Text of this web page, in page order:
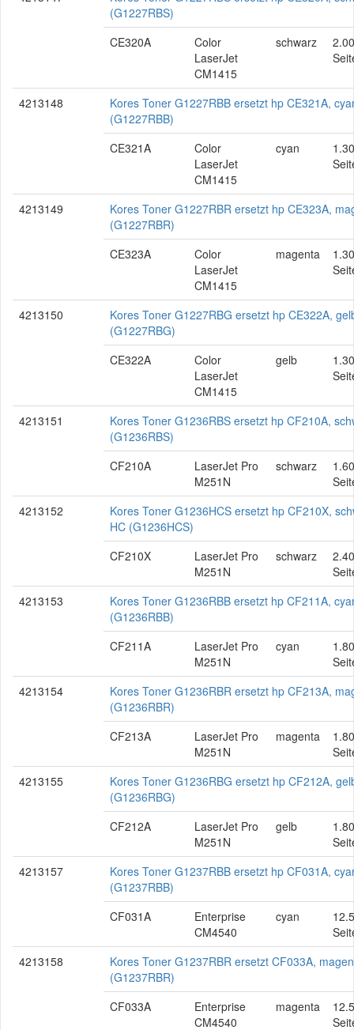
(G1227RBS)
CE320A
Color
LaserJet
CM1415
schwarz
4213148
Kores Toner G1227RBB ersetzt hp CE321A,
(G1227RBB)
CE321A
Color
LaserJet
CM1415
cyan
4213149
Kores Toner G1227RBR ersetzt hp CE323A,
(G1227RBR)
CE323A
Color
LaserJet
CM1415
magenta
4213150
Kores Toner G1227RBG ersetzt hp CE322A,
(G1227RBG)
CE322A
Color
LaserJet
CM1415
gelb
4213151
Kores Toner G1236RBS ersetzt hp CF210A,
(G1236RBS)
CF210A
LaserJet Pro
M251N
schwarz
4213152
Kores Toner G1236HCS ersetzt hp CF210X,
HC (G1236HCS)
CF210X
LaserJet Pro
M251N
schwarz
4213153
Kores Toner G1236RBB ersetzt hp CF211A,
(G1236RBB)
CF211A
LaserJet Pro
M251N
cyan
4213154
Kores Toner G1236RBR ersetzt hp CF213A,
(G1236RBR)
CF213A
LaserJet Pro
M251N
magenta
4213155
Kores Toner G1236RBG ersetzt hp CF212A,
(G1236RBG)
CF212A
LaserJet Pro
M251N
gelb
4213157
Kores Toner G1237RBB ersetzt hp CF031A,
(G1237RBB)
CF031A
Enterprise
CM4540
cyan
4213158
Kores Toner G1237RBR ersetzt CF033A,
(G1237RBR)
CF033A
Enterprise
CM4540
magenta